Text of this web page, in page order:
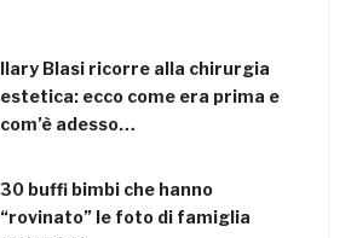
Ilary Blasi ricorre alla chirurgia
estetica: ecco come era prima e
com’è adesso…
30 buffi bimbi che hanno
“rovinato” le foto di famiglia